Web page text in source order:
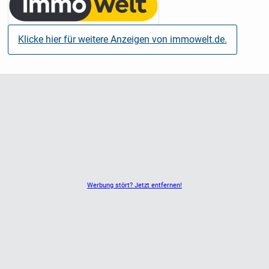
Balkon.
Sie betreten die Wohnung durch die überarbeitete, original
erhaltene Wohnungseingangstür und
Werbung stört? Jetzt entfernen!
Klicke hier für weitere Anzeigen von immowelt.de.